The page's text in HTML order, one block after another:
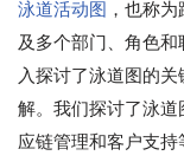
泳道活动图 ，也称
及多个部门、角色
入探讨了泳道图的
解。我们探讨了泳
应链管理和客户支